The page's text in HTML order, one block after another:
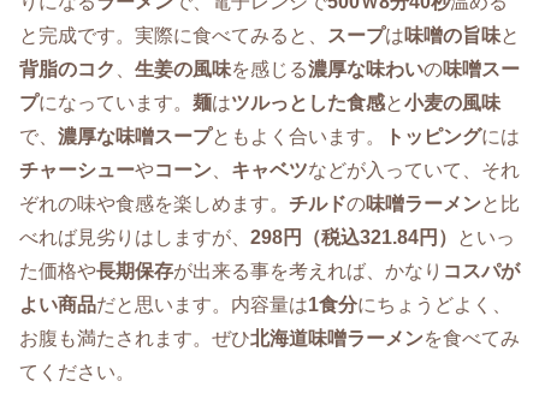
と完成です。実際に食べてみると、
スープは味噌の旨味と
背脂のコク
生姜の風味を感じる濃厚な味わいの味噌スー
プになっています。 麺はツルっとした食感と小麦の風味
で、 濃厚な味噌スープともよく合います。 トッピングには
チャーシューやコーン キャベツなどが入っていて、それ
ぞれの味や食感を楽しめます。 チルドの味噌ラーメンと比
べれば見劣りはしますが、 298円（税込321.84円）
といっ
た価格や長期保存が出来る事を考えれば、かなり コスパが
よい商品だと思います。内容量は1食分にちょうどよく、
お腹も満たされます。ぜひ北海道味噌ラーメンを食べてみ
てください。